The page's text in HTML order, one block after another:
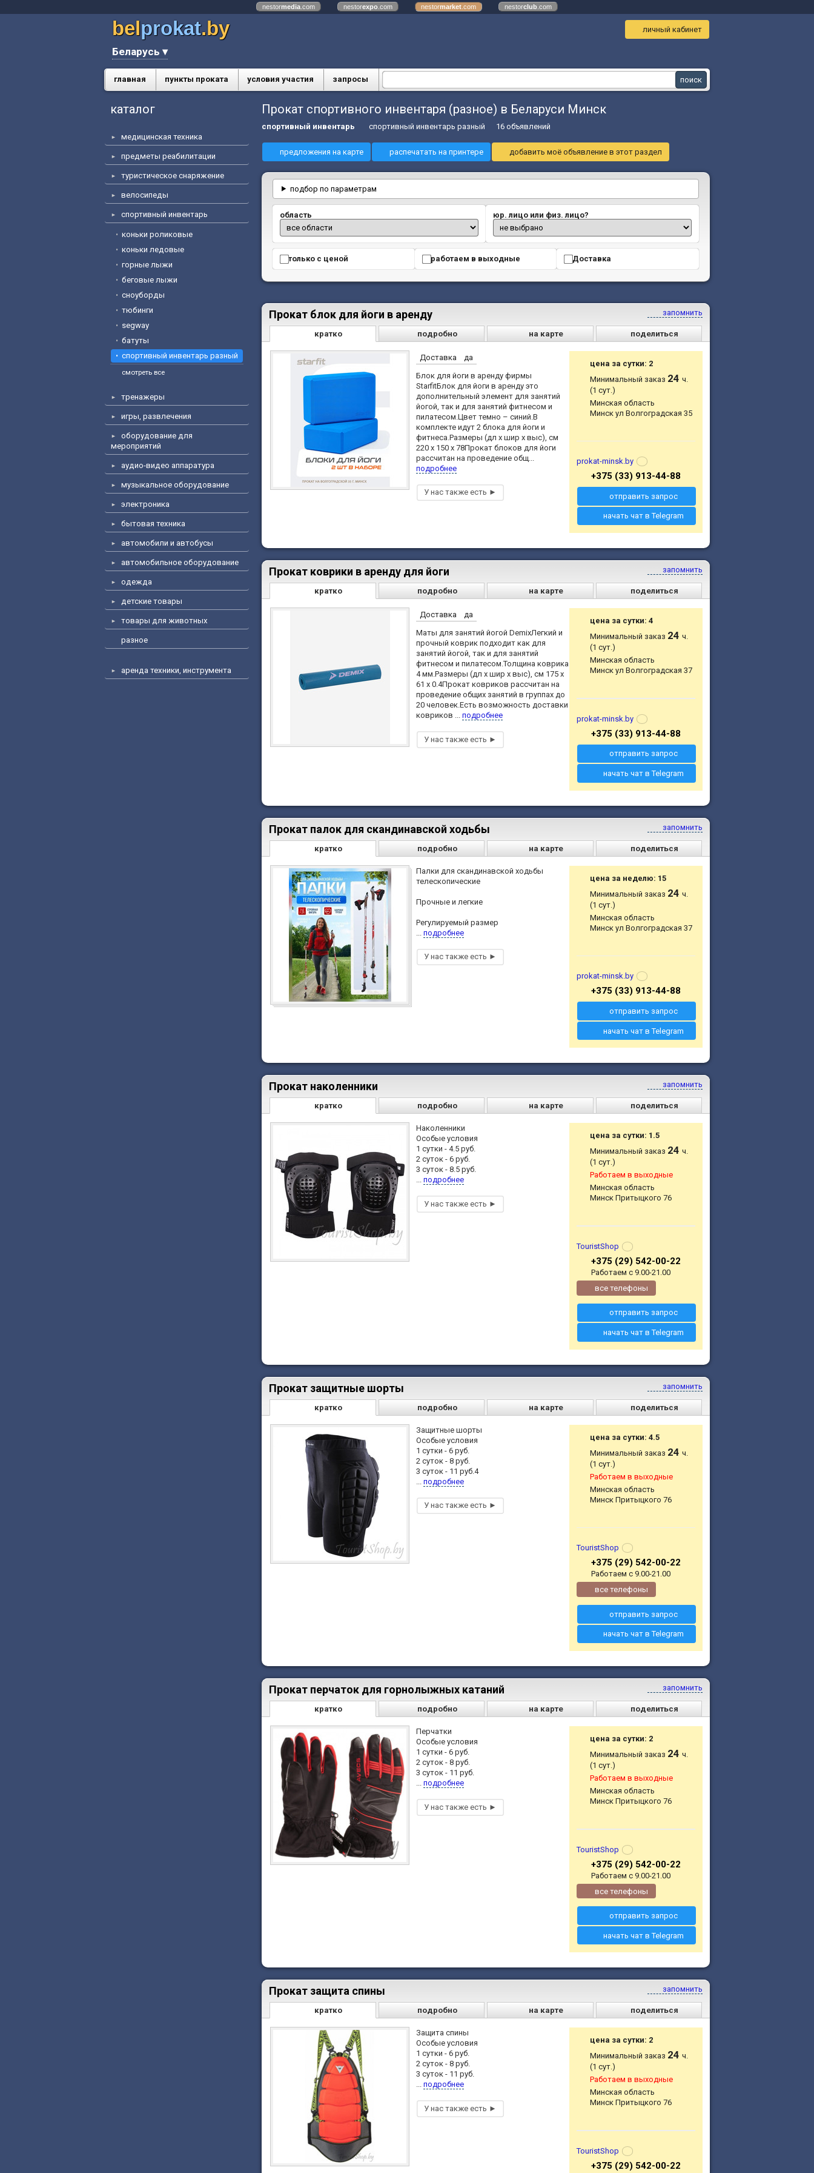
nestormedia .com nestorexpo .com nestormarket .com nestorclub .com
belprokat.by
Беларусь ▾
личный кабинет
главная пункты проката условия участия запросы
каталог
медицинская техника
предметы реабилитации
туристическое снаряжение
велосипеды
спортивный инвентарь
коньки роликовые
коньки ледовые
горные лыжи
беговые лыжи
сноуборды
тюбинги
segway
батуты
спортивный инвентарь разный
смотреть все
тренажеры
игры, развлечения
оборудование для
мероприятий
аудио-видео аппаратура
музыкальное оборудование
электроника
бытовая техника
автомобили и автобусы
автомобильное оборудование
одежда
детские товары
товары для животных
разное
аренда техники, инструмента
Прокат спортивного инвентаря (разное) в Беларуси Минск
спортивный инвентарь спортивный инвентарь разный 16 объявлений
предложения на карте распечатать на принтере добавить моё объявление в этот раздел
подбор по параметрам
область юр. лицо или физ. лицо?
только с ценой работаем в выходные Доставка
запомнить
Прокат блок для йоги в аренду
кратко подробно на карте поделиться
Доставка
да
Блок для йоги в аренду фирмы
StarfitБлок для йоги в аренду это
дополнительный элемент для занятий
йогой, так и для занятий фитнесом и
пилатесом.Цвет темно – синий.В
комплекте идут 2 блока для йоги и
фитнеса.Размеры (дл х шир х выс), см
220 x 150 x 78Прокат блоков для йоги
рассчитан на проведение общ...
подробнее
цена за сутки: 2
Минимальный заказ 24ч.
(1 сут.)
Минская область
Минск ул Волгоградская 35
prokat-minsk.by
+375 (33) 913-44-88
отправить запрос
начать чат в Telegram
запомнить
Прокат коврики в аренду для йоги
кратко подробно на карте поделиться
Доставка
да
Маты для занятий йогой DemixЛегкий и
прочный коврик подходит как для
занятий йогой, так и для занятий
фитнесом и пилатесом.Толщина коврика
4 мм.Размеры (дл х шир х выс), см 175 x
61 x 0.4Прокат ковриков рассчитан на
проведение общих занятий в группах до
20 человек.Есть возможность доставки
ковриков ... подробнее
цена за сутки: 4
Минимальный заказ 24ч.
(1 сут.)
Минская область
Минск ул Волгоградская 37
prokat-minsk.by
+375 (33) 913-44-88
отправить запрос
начать чат в Telegram
запомнить
Прокат палок для скандинавской ходьбы
кратко подробно на карте поделиться
Палки для скандинавской ходьбы
телескопические
Прочные и легкие
Регулируемый размер
подробнее
цена за неделю: 15
Минимальный заказ 24ч.
(1 сут.)
Минская область
Минск ул Волгоградская 37
prokat-minsk.by
+375 (33) 913-44-88
отправить запрос
начать чат в Telegram
запомнить
Прокат наколенники
кратко подробно на карте поделиться
Наколенники
Особые условия
1 сутки - 4.5 руб.
2 суток - 6 руб.
3 суток - 8.5 руб.
... подробнее
цена за сутки: 1.5
Минимальный заказ 24ч.
(1 сут.)
Работаем в выходные
Минская область
Минск Притыцкого 76
TouristShop
+375 (29) 542-00-22
Работаем с 9.00-21.00
все телефоны
отправить запрос
начать чат в Telegram
запомнить
Прокат защитные шорты
кратко подробно на карте поделиться
Защитные шорты
Особые условия
1 сутки - 6 руб.
2 суток - 8 руб.
3 суток - 11 руб.4
подробнее
цена за сутки: 4.5
Минимальный заказ 24ч.
(1 сут.)
Работаем в выходные
Минская область
Минск Притыцкого 76
TouristShop
+375 (29) 542-00-22
Работаем с 9.00-21.00
все телефоны
отправить запрос
начать чат в Telegram
запомнить
Прокат перчаток для горнолыжных катаний
кратко подробно на карте поделиться
Перчатки
Особые условия
1 сутки - 6 руб.
2 суток - 8 руб.
3 суток - 11 руб.
... подробнее
цена за сутки: 2
Минимальный заказ 24ч.
(1 сут.)
Работаем в выходные
Минская область
Минск Притыцкого 76
TouristShop
+375 (29) 542-00-22
Работаем с 9.00-21.00
все телефоны
отправить запрос
начать чат в Telegram
запомнить
Прокат защита спины
кратко подробно на карте поделиться
Защита спины
Особые условия
1 сутки - 6 руб.
2 суток - 8 руб.
3 суток - 11 руб.
... подробнее
цена за сутки: 2
Минимальный заказ 24ч.
(1 сут.)
Работаем в выходные
Минская область
Минск Притыцкого 76
TouristShop
+375 (29) 542-00-22